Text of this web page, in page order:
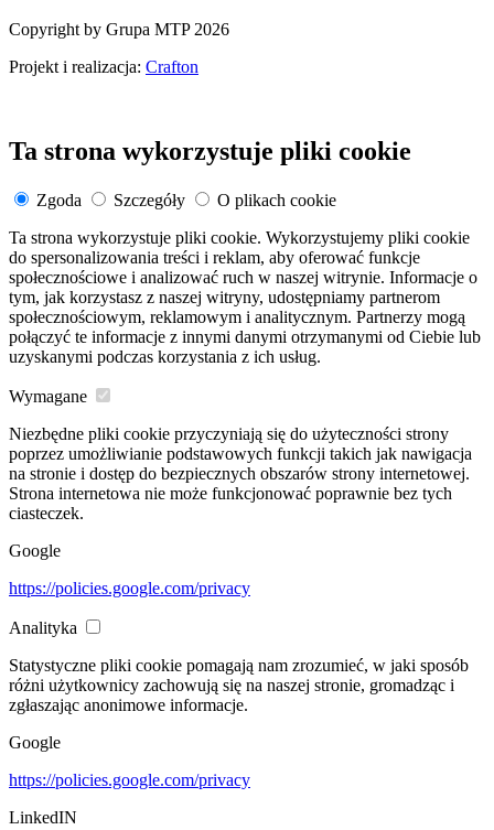
Copyright by Grupa MTP 2026
Projekt i realizacja: Crafton
Ta strona wykorzystuje pliki cookie
Zgoda Szczegóły
O plikach cookie
Ta strona wykorzystuje pliki cookie. Wykorzystujemy pliki cookie
do spersonalizowania treści i reklam, aby oferować funkcje
społecznościowe i analizować ruch w naszej witrynie. Informacje o
tym, jak korzystasz z naszej witryny, udostępniamy partnerom
społecznościowym, reklamowym i analitycznym. Partnerzy mogą
połączyć te informacje z innymi danymi otrzymanymi od Ciebie lub
uzyskanymi podczas korzystania z ich usług.
Wymagane
Niezbędne pliki cookie przyczyniają się do użyteczności strony
poprzez umożliwianie podstawowych funkcji takich jak nawigacja
na stronie i dostęp do bezpiecznych obszarów strony internetowej.
Strona internetowa nie może funkcjonować poprawnie bez tych
ciasteczek.
Google
https://policies.google.com/privacy
Analityka
Statystyczne pliki cookie pomagają nam zrozumieć, w jaki sposób
różni użytkownicy zachowują się na naszej stronie, gromadząc i
zgłaszając anonimowe informacje.
Google
https://policies.google.com/privacy
LinkedIN